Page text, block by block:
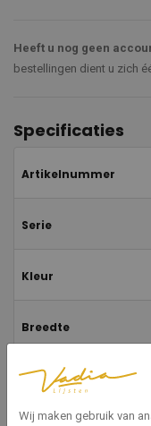
Heeft u nog geen
bestellingen dient u zich
Specificaties
Artikelnummer
Serie
Kleur
Breedte
Hoogte
Wij maken gebruik van